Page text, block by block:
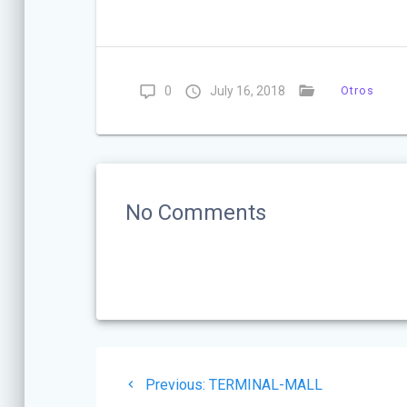
0 July 16, 2018 Otros
No Comments
Post
Previous: Previous
TERMINAL-MALL